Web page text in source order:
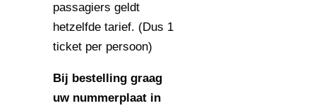
passagiers geldt
hetzelfde tarief. (Dus 1
ticket per persoon)
Bij bestelling graag
uw nummerplaat in